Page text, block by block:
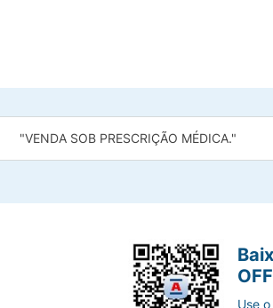
"VENDA SOB PRESCRIÇÃO MÉDICA."
Use